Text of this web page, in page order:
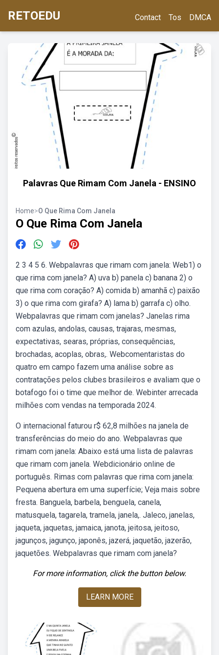
RETOEDU Contact Tos DMCA
Palavras Que Rimam Com Janela - ENSINO
Home>O Que Rima Com Janela
O Que Rima Com Janela
2 3 4 5 6. Webpalavras que rimam com janela: Web1) o
que rima com janela? A) uva b) panela c) banana 2) o
que rima com coração? A) comida b) amanhã c) paixão
3) o que rima com girafa? A) lama b) garrafa c) olho.
Webpalavras que rimam com janelas? Janelas rima
com azulas, andolas, causas, trajaras, mesmas,
expectativas, searas, próprias, consequências,
brochadas, acoplas, obras,. Webcomentaristas do
quatro em campo fazem uma análise sobre as
contratações pelos clubes brasileiros e avaliam que o
botafogo foi o time que melhor de. Webinter arrecada
milhões com vendas na temporada 2024.
O internacional faturou r$ 62,8 milhões na janela de
transferências do meio do ano. Webpalavras que
rimam com janela: Abaixo está uma lista de palavras
que rimam com janela. Webdicionário online de
português. Rimas com palavras que rima com janela:
Pequena abertura em uma superfície; Veja mais sobre
fresta. Banguela, barbela, benguela, canela,
matusquela, tagarela, tramela, janela,. Jaleco, janelas,
jaqueta, jaquetas, jamaica, janota, jeitosa, jeitoso,
jagunços, jagunço, japonês, jazerá, jaquetão, jazerão,
jaquetões. Webpalavras que rimam com janela?
For more information, click the button below.
LEARN MORE